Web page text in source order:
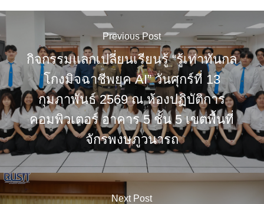
Previous Post
กิจกรรมแลกเปลี่ยนเรียนรู้ “รู้เท่าทันกล
โกงมิจฉาชีพยุค AI” วันศุกร์ที่ 13
กุมภาพันธ์ 2569 ณ ห้องปฏิบัติการ
คอมพิวเตอร์ อาคาร 5 ชั้น 5 เขตพื้นที่
จักรพงษภูวนารถ
Next Post